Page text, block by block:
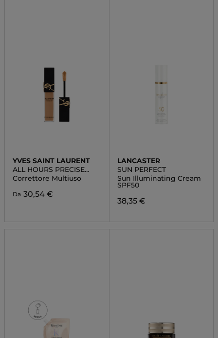
YVES SAINT LAURENT
ALL HOURS PRECISE
ANGLES CONCEALER
Correttore Multiuso
Da 30,54 €
LANCASTER
SUN PERFECT
Sun Illuminating Cream
SPF50
38,35 €